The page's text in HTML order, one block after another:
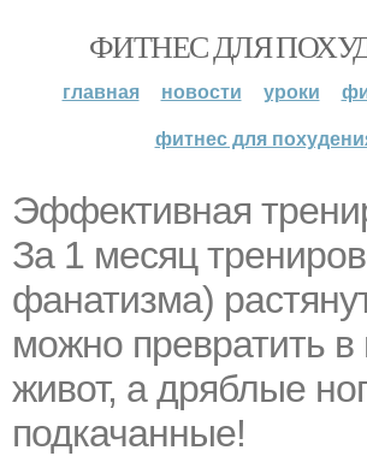
ФИТНЕС ДЛЯ
главная новости уроки
фитнес для
Эффективная
За 1 месяц
фанатизма)
можно превратить в
живот, а дряблые
подкачанные!